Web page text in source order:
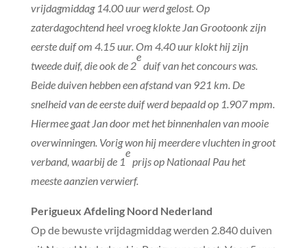
vrijdagmiddag 14.00 uur werd gelost. Op
zaterdagochtend heel vroeg klokte Jan Grootoonk zijn
eerste duif om 4.15 uur. Om 4.40 uur klokt hij zijn
tweede duif, die ook de 2
e
duif van het concours was.
Beide duiven hebben een afstand van 921 km. De
snelheid van de eerste duif werd bepaald op 1.907 mpm.
Hiermee gaat Jan door met het binnenhalen van mooie
overwinningen. Vorig won hij meerdere vluchten in groot
verband, waarbij de 1
e
prijs op Nationaal Pau het
meeste aanzien verwierf.
Perigueux Afdeling Noord Nederland
Op de bewuste vrijdagmiddag werden 2.840 duiven